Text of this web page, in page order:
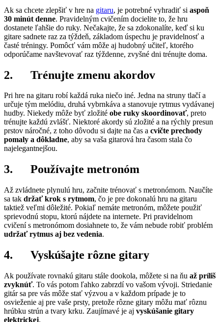
Ak sa chcete zlepšiť v hre na gitaru, je potrebné vyhradiť si aspoň
30 minút denne. Pravidelným cvičením docielite to, že hru
dostanete ľahšie do ruky. Nečakajte, že sa zdokonalíte, keď si ku
gitare sadnete raz za týždeň, základom úspechu je pravidelnosť a
časté tréningy. Pomôcť vám môže aj hudobný učiteľ, ktorého
odporúčame navštevovať raz týždenne, zvyšné dni trénujte doma.
2. Trénujte zmenu akordov
Pri hre na gitaru robí každá ruka niečo iné. Jedna na struny tlačí a
určuje tým melódiu, druhá vybrnkáva a stanovuje rytmus vydávanej
hudby. Niekedy môže byť zložité obe ruky skoordinovať, preto
trénujte každú zvlášť. Niektoré akordy sú zložité a na rýchly presun
prstov náročné, z toho dôvodu si dajte na čas a cvičte prechody
pomaly a dôkladne, aby sa vaša gitarová hra časom stala čo
najelegantnejšou.
3. Používajte metronóm
Až zvládnete plynulú hru, začnite trénovať s metronómom. Naučíte
sa tak držať krok s rytmom, čo je pre dokonalú hru na gitaru
taktiež veľmi dôležité. Pokiaľ nemáte metronóm, môžete použiť
sprievodnú stopu, ktorú nájdete na internete. Pri pravidelnom
cvičení s metronómom dosiahnete to, že vám nebude robiť problém
udržať rytmus aj bez vedenia.
4. Vyskúšajte rôzne gitary
Ak používate rovnakú gitaru stále dookola, môžete si na ňu až príliš
zvyknúť. To vás potom ľahko zabrzdí vo vašom vývoji. Striedanie
gitár sa pre vás môže stať výzvou a v každom prípade je to
osvieženie aj pre vaše prsty, pretože rôzne gitary môžu mať rôznu
hrúbku strún a tvary krku. Zaujímavé je aj vyskúšanie gitary
elektrickej.